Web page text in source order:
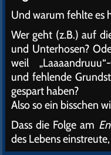
Und warum fehlte es
Wer geht (z.B.) auf
und Unterhosen?
weil
und fehlende
gespart haben?
Also so ein bisschen
Dass die Folge am
des Lebens